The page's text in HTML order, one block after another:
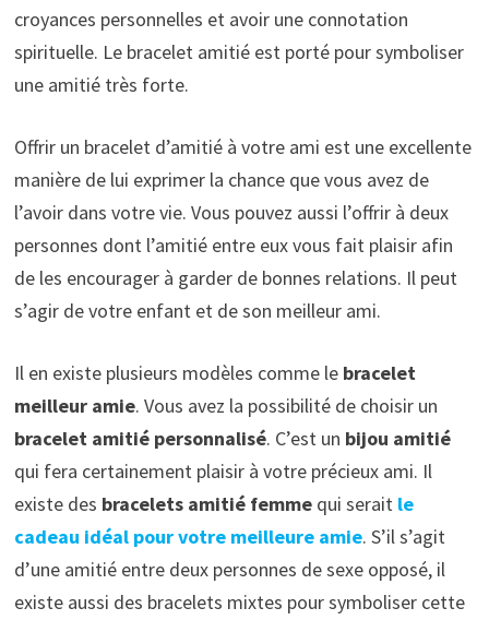
croyances personnelles et avoir une connotation
spirituelle. Le bracelet amitié est porté pour symboliser
une amitié très forte.
Offrir un bracelet d’amitié à votre ami est une excellente
manière de lui exprimer la chance que vous avez de
l’avoir dans votre vie. Vous pouvez aussi l’offrir à deux
personnes dont l’amitié entre eux vous fait plaisir afin
de les encourager à garder de bonnes relations. Il peut
s’agir de votre enfant et de son meilleur ami.
Il en existe plusieurs modèles comme lebracelet
meilleur amie. Vous avez la possibilité de choisir un
bracelet amitié personnalisé. C’est un bijou amitié
qui fera certainement plaisir à votre précieux ami. Il
existe des bracelets amitié femmequi serait le
cadeau idéal pour votre meilleure amie. S’il s’agit
d’une amitié entre deux personnes de sexe opposé, il
existe aussi des bracelets mixtes pour symboliser cette